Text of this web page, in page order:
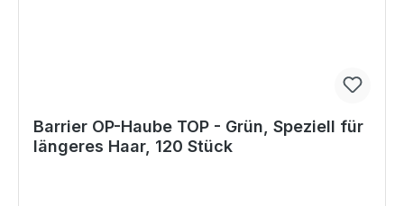
Barrier OP-Haube TOP - Grün, Speziell für
längeres Haar, 120 Stück